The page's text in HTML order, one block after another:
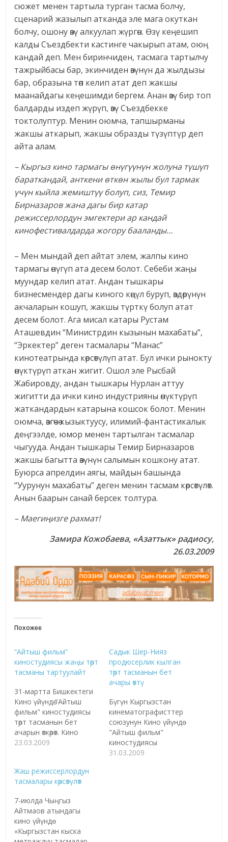
сюжет менен тартыла турган тасма болчу,
сценарий жазылып атканда эле мага окуткан
болчу, ошону өзү алкуулап жүргөн. Өзү кеңешип
калды Съездбекти кастинге чакырып атам, оюң
кандай деп. Мен биринчиден, тасмага тартылчу
тажрыйбасы бар, экинчиден өзүнүн да жылдызы
бар, образына төп келип атат деп жакшы
маанайдагы кеңешимди бергем. Анан өзү бир топ
балдарды издеп жүрүп, өзү Съездбекке
токтолуптур. Менин оюмча, тапшырманы
жакшы аткарып, жакшы образды түзүптүр деп
айта алам.
– Кыргыз кино тармагы өнүгүүнүн жолуна түшүп
бараткандай, анткени өткөн жылы бул тармак
үчүн кыйла жемиштүү болуп, сиз, Темир
Бирназаров жана дагы бир катар
режиссерлордун эмгектери ар кандай
кинофестивалдарда жогору бааланды…
– Мен мындай деп айтат элем, жалпы кино
тармагы өнүгүп ата десем болот. Себеби жаңы
муундар келип атат. Андан тышкары
бизнесмендер дагы киного көңүл буруп, өздөрүнүн
акчаларын кошуп, жакшы түрткү болуп атат
десем болот. Ага мисал катары Рустам
Аташевдин “Министрдин кызынын махабаты”,
“Эркектер” деген тасмалары “Манас”
кинотеатрында көрсөтүлүп атат. Бул ички рынокту
өнүктүрүп аткан жигит. Ошол эле Рысбай
Жабировду, андан тышкары Нурлан аттуу
жигитти да ички кино индустрияны өнүктүрүп
жаткандардын катарына кошсок болот. Менин
оюмча, өзгөчө кызыктуусу, илимий-фантастикалык
деңгээлде, юмор менен тартылган тасмалар
чыгууда. Андан тышкары Темир Бирназаров
жакшы багытта өзүнүн салымын кошкону атат.
Буюрса апрелдин аягы, майдын башында
“Уурунун махабаты” деген менин тасмам көрсөтүлөт.
Анын баарын санай берсек толтура.
– Маегиңизге рахмат!
Замира Кожобаева, «Азаттык» радиосу,
26.03.2009
Похожее
“Айтыш фильм”
киностудиясы жаңы төрт
тасманы тартуулайт
31-мартта Бишкектеги
Кино үйүндө "Айтыш
фильм" киностудиясы
төрт тасманын бет
ачарын өткөрөт. Кино
тасмалар россиялык
тарабынан тартылган.
Бул туурасында аталган
билдиришти.
Маалыматка ылайык,
эки өлкөнүн
кинематографисттерин
23.03.2009
Садык Шер-Нияз
продюсерлик кылган
төрт тасманын бет
ачары өттү
Бүгүн Кыргызстан
кинематографисттер
союзунун Кино үйүндө
"Айтыш фильм"
киностудиясы
Кыргызстандын
31.03.2009
Жаш режиссерлордун
тасмалары көрсөтүлөт
7-июлда Чыңгыз
Айтмаов атындагы
кино үйүндө
«Кыргызстан кыска